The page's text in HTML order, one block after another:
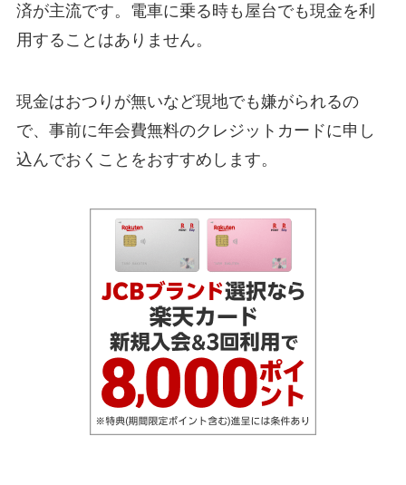
済が主流です。電車に乗る時も屋台でも現金を利
用することはありません。
現金はおつりが無いなど現地でも嫌がられるの
で、事前に年会費無料のクレジットカードに申し
込んでおくことをおすすめします。